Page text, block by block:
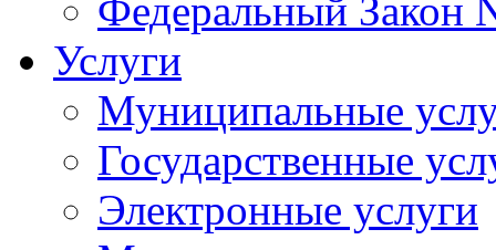
Федеральный Закон
Услуги
Муниципальные
Государственные
Электронные услуги